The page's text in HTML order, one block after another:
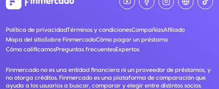
Política de privacidadTérminos y condicionesCompañíasAfiliado
Mapa del sitioSobre FinmercadoCómo pagar un préstamo
Cómo calificamosPreguntas frecuentesExpertos
Finmercado no es una entidad financiera ni un proveedor de préstamos, y
no otorga créditos. Finmercado es una plataforma de comparación que
ayuda a los usuarios a buscar, comparar y elegir entre distintos socios